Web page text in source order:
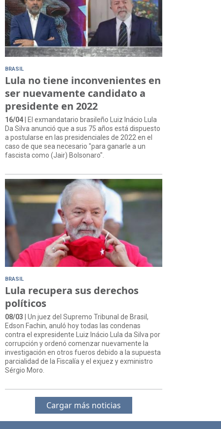
BRASIL
Lula no tiene inconvenientes en
ser nuevamente candidato a
presidente en 2022
16/04 | El exmandatario brasileño Luiz Inácio Lula
Da Silva anunció que a sus 75 años está dispuesto
a postularse en las presidenciales de 2022 en el
caso de que sea necesario "para ganarle a un
fascista como (Jair) Bolsonaro".
BRASIL
Lula recupera sus derechos
políticos
08/03 | Un juez del Supremo Tribunal de Brasil,
Edson Fachin, anuló hoy todas las condenas
contra el expresidente Luiz Inácio Lula da Silva por
corrupción y ordenó comenzar nuevamente la
investigación en otros fueros debido a la supuesta
parcialidad de la Fiscalía y el exjuez y exministro
Sérgio Moro.
Cargar más noticias